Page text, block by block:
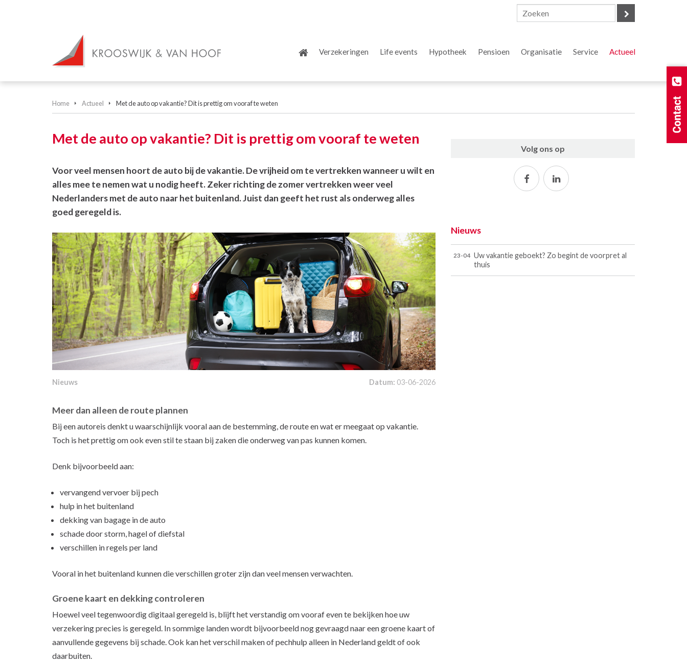
Verzekeringen Life events Hypotheek Pensioen Organisatie Service Actueel
Home Actueel Met de auto op vakantie? Dit is prettig om vooraf te weten
Met de auto op vakantie? Dit is prettig om vooraf te weten
Voor veel mensen hoort de auto bij de vakantie. De vrijheid om te vertrekken wanneer u wilt en
alles mee te nemen wat u nodig heeft. Zeker richting de zomer vertrekken weer veel
Nederlanders met de auto naar het buitenland. Juist dan geeft het rust als onderweg alles
goed geregeld is.
Nieuws Datum: 03-06-2026
Meer dan alleen de route plannen
Bij een autoreis denkt u waarschijnlijk vooral aan de bestemming, de route en wat er meegaat op vakantie.
Toch is het prettig om ook even stil te staan bij zaken die onderweg van pas kunnen komen.
Denk bijvoorbeeld aan:
vervangend vervoer bij pech
hulp in het buitenland
dekking van bagage in de auto
schade door storm, hagel of diefstal
verschillen in regels per land
Vooral in het buitenland kunnen die verschillen groter zijn dan veel mensen verwachten.
Groene kaart en dekking controleren
Hoewel veel tegenwoordig digitaal geregeld is, blijft het verstandig om vooraf even te bekijken hoe uw
verzekering precies is geregeld. In sommige landen wordt bijvoorbeeld nog gevraagd naar een groene kaart of
aanvullende gegevens bij schade. Ook kan het verschil maken of pechhulp alleen in Nederland geldt of ook
daarbuiten.
Volg ons op
Nieuws
23-04 Uw vakantie geboekt? Zo begint de voorpret al
thuis